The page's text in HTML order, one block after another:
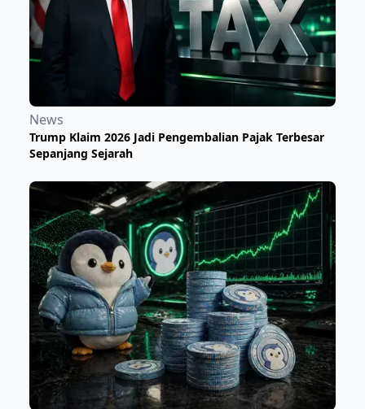
News
Trump Klaim 2026 Jadi Pengembalian Pajak Terbesar
Sepanjang Sejarah